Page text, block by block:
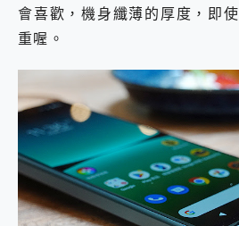
會喜歡，機身纖薄的厚度，即
重喔。